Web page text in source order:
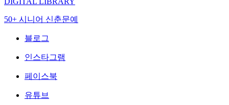
50+ 시니어 신춘문예
블로그
인스타그램
페이스북
유튜브